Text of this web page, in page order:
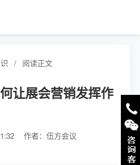
/ 阅读正文
让展会营销发挥作
作者：伍方会议